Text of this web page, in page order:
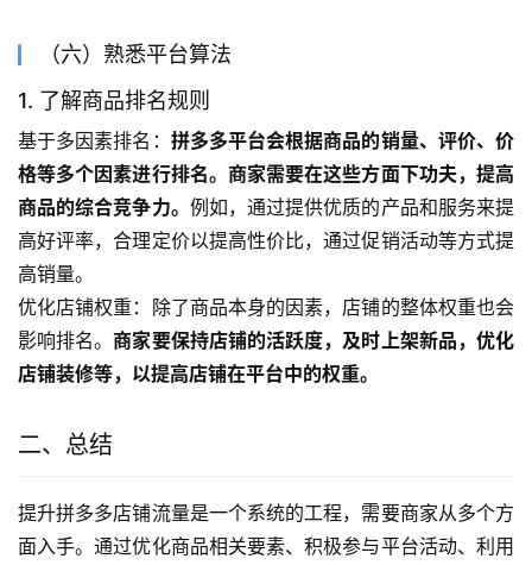
（六）熟悉平台算法
1. 了解商品排名规则
基于多因素排名： 拼多多平台会根据商品的销量、评价、价
格等多个因素进行排名。商家需要在这些方面下功夫，提高
商品的综合竞争力。 例如，通过提供优质的产品和服务来提
高好评率，合理定价以提高性价比，通过促销活动等方式提
高销量。
优化店铺权重：除了商品本身的因素，店铺的整体权重也会
影响排名。商家要保持店铺的活跃度，及时上架新品，优化
店铺装修等，以提高店铺在平台中的权重。
二、总结
提升拼多多店铺流量是一个系统的工程，需要商家从多个方
面入手。通过优化商品相关要素、积极参与平台活动、利用